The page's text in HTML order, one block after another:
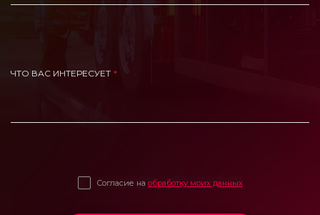
ЧТО ВАС ИНТЕРЕСУЕТ
Согласие на обработку моих данных